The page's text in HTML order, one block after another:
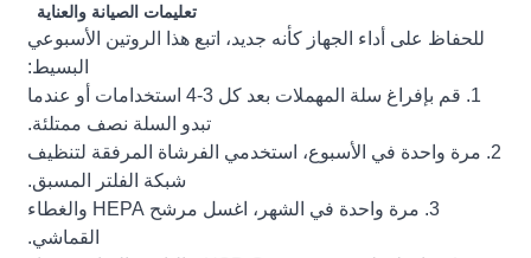
تعليمات الصيانة والعناية
للحفاظ على أداء الجهاز كأنه جديد، اتبع هذا الروتين الأسبوعي
البسيط:
1. قم بإفراغ سلة المهملات بعد كل 3-4 استخدامات أو عندما
تبدو السلة نصف ممتلئة.
2. مرة واحدة في الأسبوع، استخدمي الفرشاة المرفقة لتنظيف
شبكة الفلتر المسبق.
3. مرة واحدة في الشهر، اغسل مرشح HEPA والغطاء
القماشي.